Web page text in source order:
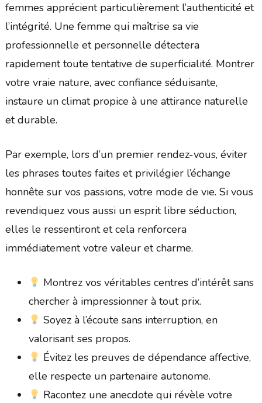
femmes apprécient particulièrement l’authenticité et
l’intégrité. Une femme qui maîtrise sa vie
professionnelle et personnelle détectera
rapidement toute tentative de superficialité. Montrer
votre vraie nature, avec confiance séduisante,
instaure un climat propice à une attirance naturelle
et durable.
Par exemple, lors d’un premier rendez-vous, éviter
les phrases toutes faites et privilégier l’échange
honnête sur vos passions, votre mode de vie. Si vous
revendiquez vous aussi un esprit libre séduction,
elles le ressentiront et cela renforcera
immédiatement votre valeur et charme.
Montrez vos véritables centres d’intérêt sans
chercher à impressionner à tout prix.
Soyez à l’écoute sans interruption, en
valorisant ses propos.
Évitez les preuves de dépendance affective,
elle respecte un partenaire autonome.
Racontez une anecdote qui révèle votre